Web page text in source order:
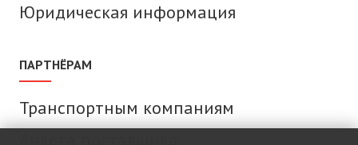
Юридическая информация
ПАРТНЁРАМ
Транспортным компаниям